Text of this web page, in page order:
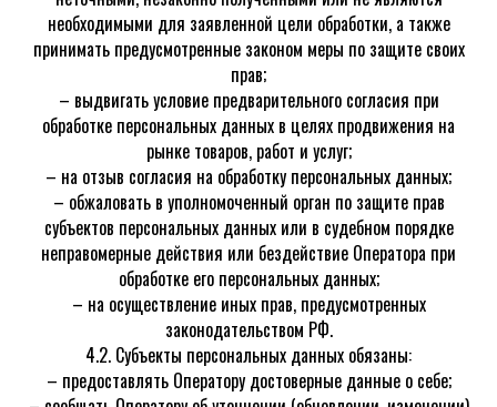
необходимыми для заявленной цели обработки, а также
принимать предусмотренные законом меры по защите своих
прав;
– выдвигать условие предварительного согласия при
обработке персональных данных в целях продвижения на
рынке товаров, работ и услуг;
– на отзыв согласия на обработку персональных данных;
– обжаловать в уполномоченный орган по защите прав
субъектов персональных данных или в судебном порядке
неправомерные действия или бездействие Оператора при
обработке его персональных данных;
– на осуществление иных прав, предусмотренных
законодательством РФ.
4.2. Субъекты персональных данных обязаны:
– предоставлять Оператору достоверные данные о себе;